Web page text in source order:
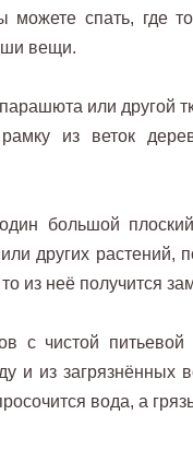
можете спать, где
вещи.
или другой
из веток
большой
других
из неё получится
с чистой
и из
вода, а